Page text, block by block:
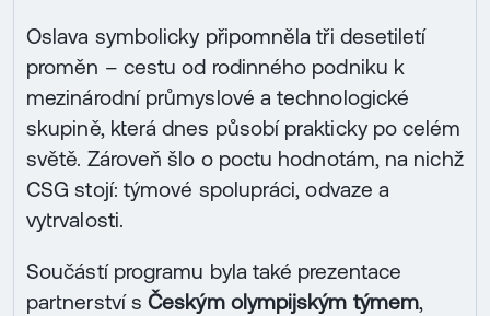
Oslava symbolicky připomněla tři desetiletí
proměn – cestu od rodinného podniku k
mezinárodní průmyslové a technologické
skupině, která dnes působí prakticky po celém
světě. Zároveň šlo o poctu hodnotám, na nichž
CSG stojí: týmové spolupráci, odvaze a
vytrvalosti.
Součástí programu byla také prezentace
partnerství sČeským olympijským týmem,